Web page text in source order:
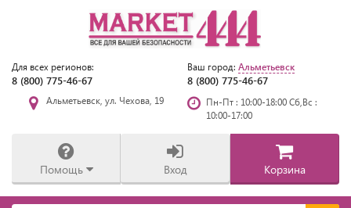
Для всех регионов:
8 (800) 775-46-67
Ваш город: Альметьевск
8 (800) 775-46-67
Альметьевск, ул. Чехова, 19
Пн-Пт : 10:00-18:00 Сб,Вс :
10:00-17:00
Помощь Вход Корзина